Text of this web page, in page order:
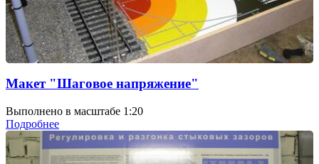
Макет "Шаговое напряжение"
Выполнено в масштабе 1:20
Подробнее